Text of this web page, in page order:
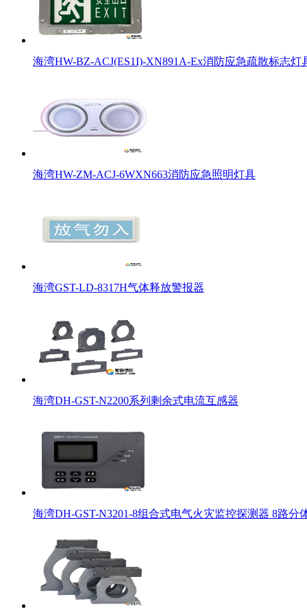
海湾HW-BZ-ACJ(ES1I)-XN891A-Ex消防应急疏散标志灯
海湾HW-ZM-ACJ-6WXN663消防应急照明灯具
海湾GST-LD-8317H气体释放警报器
海湾DH-GST-N2200系列剩余式电流互感器
海湾DH-GST-N3201-8组合式电气火灾监控探测器 8路分